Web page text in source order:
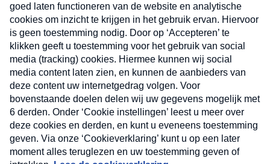
Verzend
Nieuwsbrief
Neem hier een gratis abonnement op onze
nieuwsbrief. Elke vrijdag- en dinsdagochtend in uw